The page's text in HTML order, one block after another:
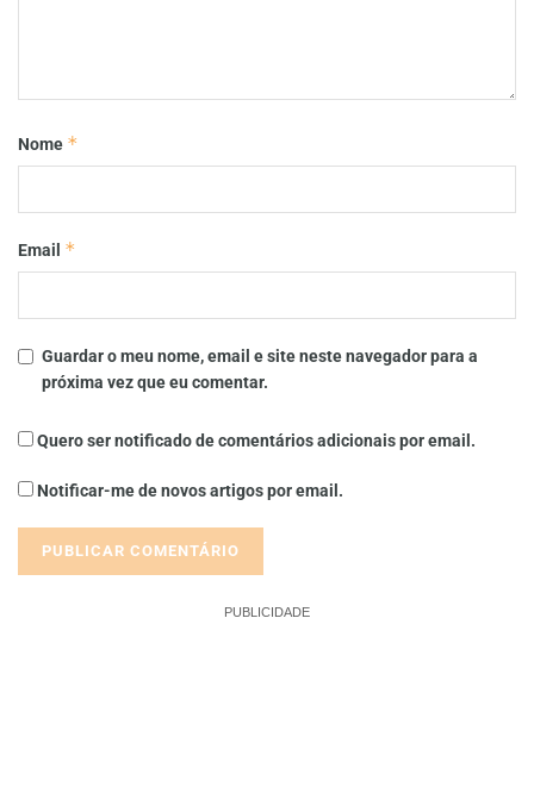
Nome *
Email *
Guardar o meu nome, email e site neste navegador para a
próxima vez que eu comentar.
Quero ser notificado de comentários adicionais por email.
Notificar-me de novos artigos por email.
PUBLICIDADE